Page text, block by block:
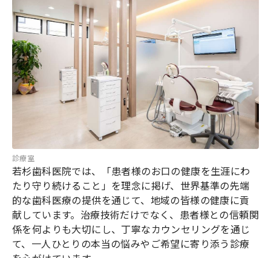
診療室
若杉歯科医院では、「患者様のお口の健康を生涯にわ
たり守り続けること」を理念に掲げ、世界基準の先端
的な歯科医療の提供を通じて、地域の皆様の健康に貢
献しています。治療技術だけでなく、患者様との信頼関
係を何よりも大切にし、丁寧なカウンセリングを通じ
て、一人ひとりの本当の悩みやご希望に寄り添う診療